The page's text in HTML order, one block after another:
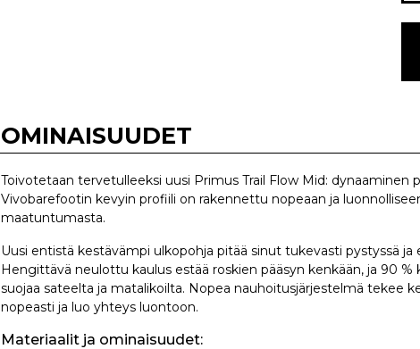
OMINAISUUDET
Toivotetaan tervetulleeksi uusi Primus Trail Flow Mid: dynaaminen
Vivobarefootin kevyin profiili on rakennettu nopeaan ja
maatuntumasta.
Uusi entistä kestävämpi ulkopohja pitää sinut tukevasti pystyssä ja
Hengittävä neulottu kaulus estää roskien pääsyn kenkään, ja 90
suojaa sateelta ja matalikoilta. Nopea nauhoitusjärjestelmä tekee
nopeasti ja luo yhteys luontoon.
Materiaalit ja ominaisuudet: